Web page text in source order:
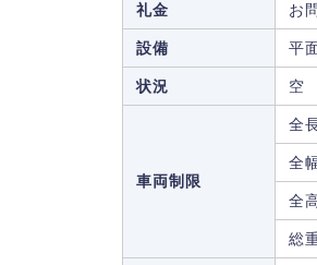
礼金 お
設備 平
状況 空
車両制限
全
全
全
総